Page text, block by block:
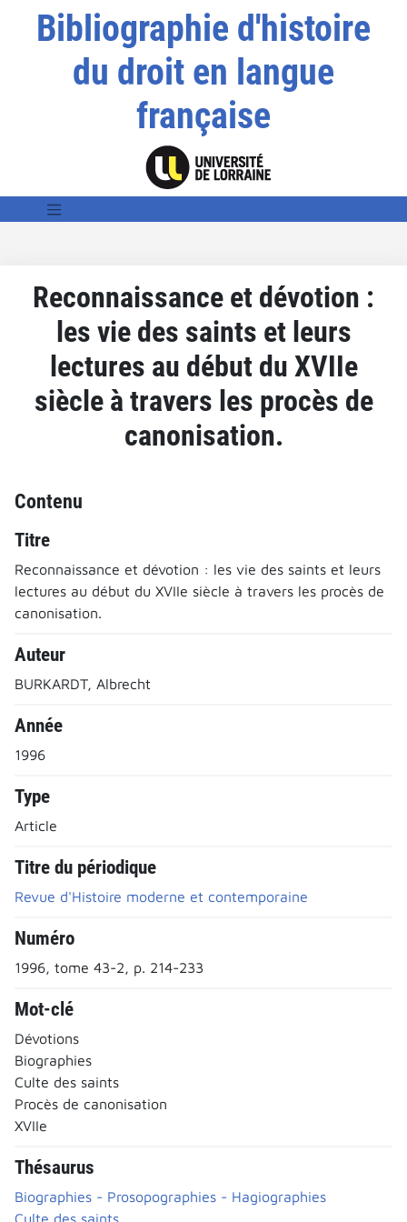
Bibliographie d'histoire
du droit en langue
française
Reconnaissance et dévotion :
les vie des saints et leurs
lectures au début du XVIIe
siècle à travers les procès de
canonisation.
Contenu
Titre
Reconnaissance et dévotion : les vie des saints et leurs
lectures au début du XVIIe siècle à travers les procès de
canonisation.
Auteur
BURKARDT, Albrecht
Année
1996
Type
Article
Titre du périodique
Revue d'Histoire moderne et contemporaine
Numéro
1996, tome 43-2, p. 214-233
Mot-clé
Dévotions
Biographies
Culte des saints
Procès de canonisation
XVIIe
Thésaurus
Biographies - Prosopographies - Hagiographies
Culte des saints